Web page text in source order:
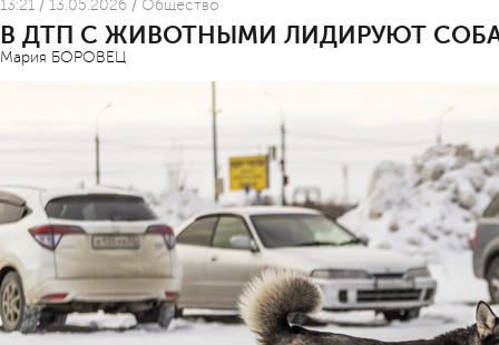
13:21 / 13.05.2026 / Общество
В ДТП С ЖИВОТНЫМИ ЛИДИРУЮТ
Мария БОРОВЕЦ